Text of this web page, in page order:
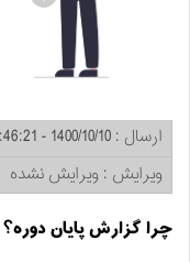
ارسال : 1400/10/10 - 12:46:21
ویرایش : ویرایش نشده
چرا گزارش پایان دوره؟